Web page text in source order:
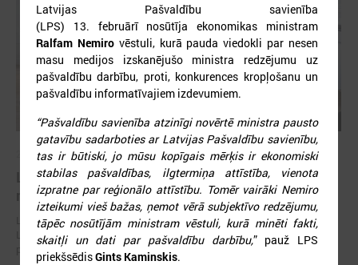
2026. gada 30. jūlijs
Latvijas Pašvaldību savienības un Iekšlietu
ministrijas sarunas
Latvijas Pašvaldību savienība aicina piedalīties Iekšlietu ministrijas un
Latvijas Pašvaldību savienības sarunās, kas notiks šī gada 5. augustā
plkst. 14:30 LPS 4. stāva zālē (Mazā Pils iela 1, Rīga).
Latvijas Pašvaldību savienība
(LPS) 13. februārī nosūtīja ekonomikas ministram
Ralfam Nemirovēstuli, kurā pauda viedokli par nesen
masu medijos izskanējušo ministra redzējumu uz
pašvaldību darbību, proti, konkurences kropļošanu un
pašvaldību informatīvajiem izdevumiem.
“Pašvaldību savienība atzinīgi novērtē ministra pausto
gatavību sadarboties ar Latvijas Pašvaldību savienību,
tas ir būtiski, jo mūsu kopīgais mērķis ir ekonomiski
stabilas pašvaldības, ilgtermiņa attīstība, vienota
izpratne par reģionālo attīstību. Tomēr vairāki Nemiro
izteikumi vieš bažas, ņemot vērā subjektīvo redzējumu,
tāpēc nosūtījām ministram vēstuli, kurā minēti fakti,
skaitļi un dati par pašvaldību darbību,” pauž LPS
priekšsēdisGints Kaminskis.